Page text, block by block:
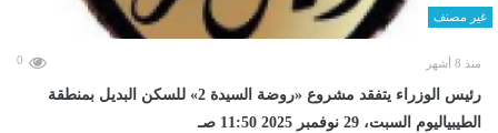
غير مصنف
منذ 8 أشهر 0
رئيس الوزراء يتفقد مشروع «روضة السيدة 2» للسكن البديل بمنطقة
الطيبياليوم السبت، 29 نوفمبر 2025 11:50 صـ